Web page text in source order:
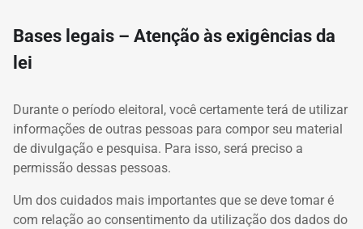
Bases legais – Atenção às exigências da
lei
Durante o período eleitoral, você certamente terá de utilizar
informações de outras pessoas para compor seu material
de divulgação e pesquisa. Para isso, será preciso a
permissão dessas pessoas.
Um dos cuidados mais importantes que se deve tomar é
com relação ao consentimento da utilização dos dados do